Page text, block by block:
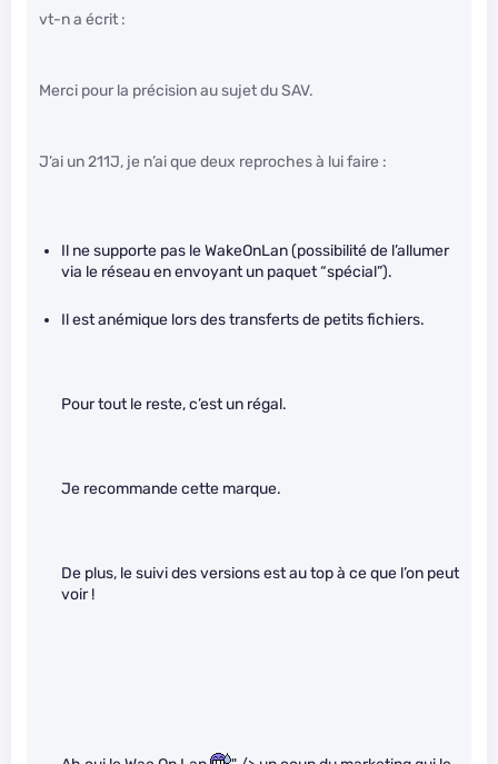
vt-n a écrit :
Merci pour la précision au sujet du SAV.
J’ai un 211J, je n’ai que deux reproches à lui faire :
Il ne supporte pas le WakeOnLan (possibilité de l’allumer
via le réseau en envoyant un paquet “spécial”).
Il est anémique lors des transferts de petits fichiers.
Pour tout le reste, c’est un régal.
Je recommande cette marque.
De plus, le suivi des versions est au top à ce que l’on peut
voir !